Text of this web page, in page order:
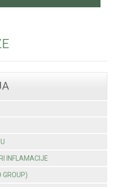
INFLAMACIJE
GROUP)